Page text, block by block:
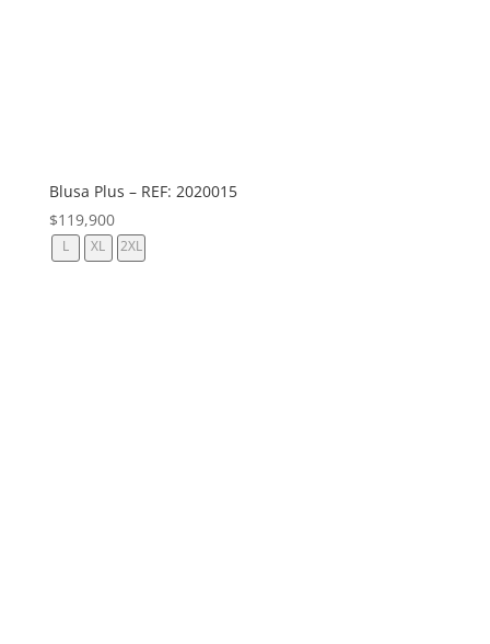
Blusa Plus – REF: 2020015
$119,900
L XL 2XL